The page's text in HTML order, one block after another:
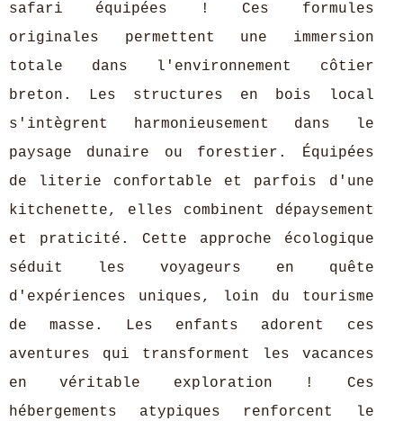
safari équipées ! Ces formules
originales permettent une immersion
totale dans l'environnement côtier
breton. Les structures en bois local
s'intègrent harmonieusement dans le
paysage dunaire ou forestier. Équipées
de literie confortable et parfois d'une
kitchenette, elles combinent dépaysement
et praticité. Cette approche écologique
séduit les voyageurs en quête
d'expériences uniques, loin du tourisme
de masse. Les enfants adorent ces
aventures qui transforment les vacances
en véritable exploration ! Ces
hébergements atypiques renforcent le